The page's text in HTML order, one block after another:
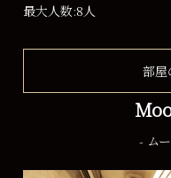
最大人数:8人
部屋
- ム